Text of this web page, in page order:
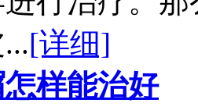
[详细]
样能治好